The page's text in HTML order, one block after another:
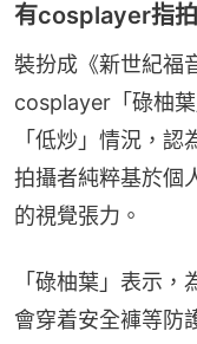
有cosplayer指
裝扮成《新世紀福
cosplayer「碌柚
「低炒」情況，
拍攝者純粹基於個
的視覺張力。
「碌柚葉」表示
會穿着安全褲等防